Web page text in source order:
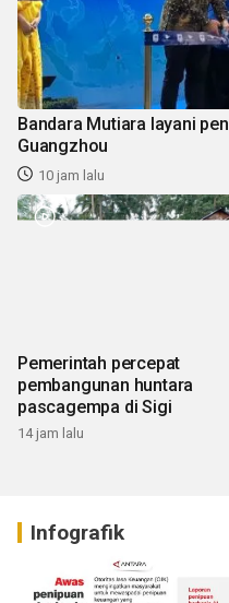
Bandara Mutiara layani
Guangzhou
10 jam lalu
Pemerintah percepat
pembangunan huntara
pascagempa di Sigi
14 jam lalu
Infografik